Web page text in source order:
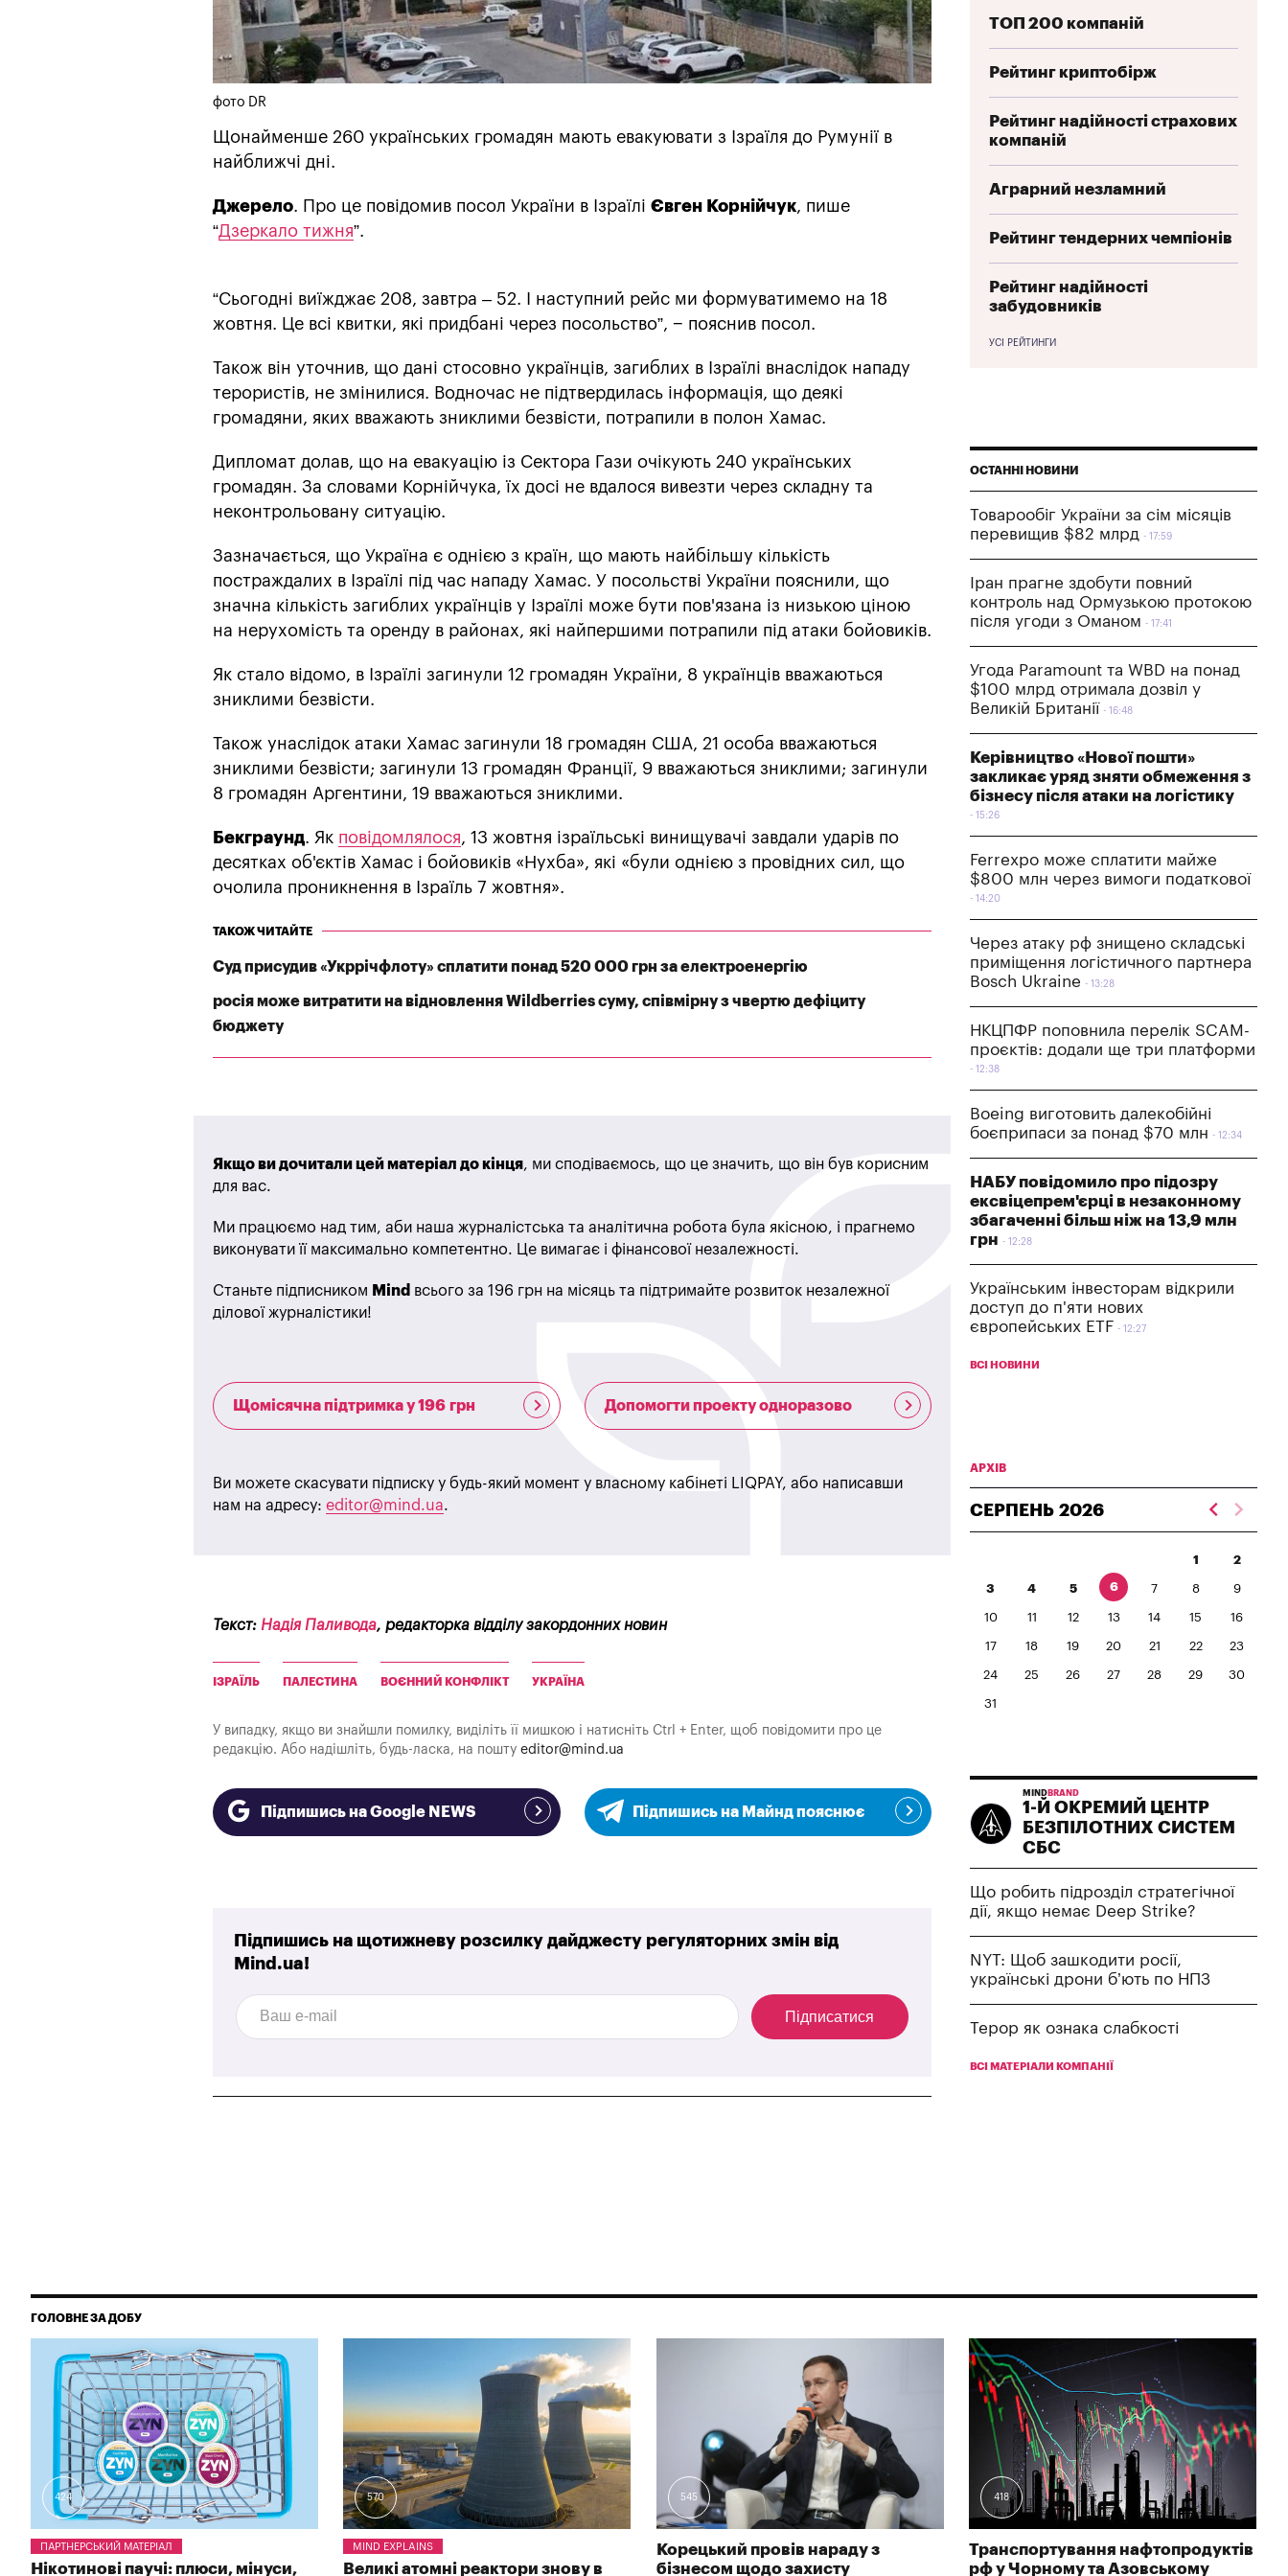
фото DR
Щонайменше 260 українських громадян мають евакуювати з Ізраїля до Румунії в
найближчі дні.
Джерело. Про це повідомив посол України в Ізраїлі Євген Корнійчук, пише
“Дзеркало тижня”.
“Сьогодні виїжджає 208, завтра – 52. І наступний рейс ми формуватимемо на 18
жовтня. Це всі квитки, які придбані через посольство”, − пояснив посол.
Також він уточнив, що дані стосовно українців, загиблих в Ізраїлі внаслідок нападу
терористів, не змінилися. Водночас не підтвердилась інформація, що деякі
громадяни, яких вважають зниклими безвісти, потрапили в полон Хамас.
Дипломат долав, що на евакуацію із Сектора Гази очікують 240 українських
громадян. За словами Корнійчука, їх досі не вдалося вивезти через складну та
неконтрольовану ситуацію.
Зазначається, що Україна є однією з країн, що мають найбільшу кількість
постраждалих в Ізраїлі під час нападу Хамас. У посольстві України пояснили, що
значна кількість загиблих українців у Ізраїлі може бути пов'язана із низькою ціною
на нерухомість та оренду в районах, які найпершими потрапили під атаки бойовиків.
Як стало відомо, в Ізраїлі загинули 12 громадян України, 8 українців вважаються
зниклими безвісти.
Також унаслідок атаки Хамас загинули 18 громадян США, 21 особа вважаються
зниклими безвісти; загинули 13 громадян Франції, 9 вважаються зниклими; загинули
8 громадян Аргентини, 19 вважаються зниклими.
Бекграунд. Як повідомлялося, 13 жовтня ізраїльські винищувачі завдали ударів по
десятках об'єктів Хамас і бойовиків «Нухба», які «були однією з провідних сил, що
очолила проникнення в Ізраїль 7 жовтня».
ТАКОЖ ЧИТАЙТЕ
Суд присудив «Укррічфлоту» сплатити понад 520 000 грн за електроенергію
росія може витратити на відновлення Wildberries суму, співмірну з чвертю дефіциту
бюджету
Якщо ви дочитали цей матеріал до кінця, ми сподіваємось, що це значить, що він був корисним
для вас.
Ми працюємо над тим, аби наша журналістська та аналітична робота була якісною, і прагнемо
виконувати її максимально компетентно. Це вимагає і фінансової незалежності.
Станьте підписником Mind всього за 196 грн на місяць та підтримайте розвиток незалежної
ділової журналістики!
Щомісячна підтримка у 196 грн Допомогти проекту одноразово
Ви можете скасувати підписку у будь-який момент у власному кабінеті LIQPAY, або написавши
нам на адресу: editor@mind.ua.
Текст: Надія Паливода, редакторка відділу закордонних новин
ІЗРАЇЛЬ ПАЛЕСТИНА ВОЄННИЙ КОНФЛІКТ УКРАЇНА
У випадку, якщо ви знайшли помилку, виділіть її мишкою і натисніть Ctrl + Enter, щоб повідомити про це
редакцію. Або надішліть, будь-ласка, на пошту editor@mind.ua
Підпишись на Google NEWS Підпишись на Майнд пояснює
Підпишись на щотижневу розсилку дайджесту регуляторних змін від
Mind.ua!
Підписатися
ТОП 200 компаній
Рейтинг криптобірж
Рейтинг надійності страхових
компаній
Аграрний незламний
Рейтинг тендерних чемпіонів
Рейтинг надійності
забудовників
УСІ РЕЙТИНГИ
ОСТАННІ НОВИНИ
Товарообіг України за сім місяців
перевищив $82 млрд
17:59
Іран прагне здобути повний
контроль над Ормузькою протокою
після угоди з Оманом
17:41
Угода Paramount та WBD на понад
$100 млрд отримала дозвіл у
Великій Британії
16:48
Керівництво «Нової пошти»
закликає уряд зняти обмеження з
бізнесу після атаки на логістику
15:26
Ferrexpo може сплатити майже
$800 млн через вимоги податкової
14:20
Через атаку рф знищено складські
приміщення логістичного партнера
Bosch Ukraine
13:28
НКЦПФР поповнила перелік SCAM-
проєктів: додали ще три платформи
12:38
Boeing виготовить далекобійні
боєприпаси за понад $70 млн
12:34
НАБУ повідомило про підозру
ексвіцепрем'єрці в незаконному
збагаченні більш ніж на 13,9 млн
грн
12:28
Українським інвесторам відкрили
доступ до п'яти нових
європейських ETF
12:27
ВСІ НОВИНИ
АРХІВ
СЕРПЕНЬ 2026
1 2
3 4 5 6 7 8 9
10 11 12 13 14 15 16
17 18 19 20 21 22 23
24 25 26 27 28 29 30
31
MIND BRAND
1-Й ОКРЕМИЙ ЦЕНТР
БЕЗПІЛОТНИХ СИСТЕМ
СБС
Що робить підрозділ стратегічної
дії, якщо немає Deep Strike?
NYT: Щоб зашкодити росії,
українські дрони б’ють по НПЗ
Терор як ознака слабкості
ВСІ МАТЕРІАЛИ КОМПАНІЇ
ГОЛОВНЕ ЗА ДОБУ
424
ПАРТНЕРСЬКИЙ МАТЕРІАЛ
Нікотинові паучі: плюси, мінуси,
570
MIND EXPLAINS
Великі атомні реактори знову в
545
Корецький провів нараду з
бізнесом щодо захисту
418
Транспортування нафтопродуктів
рф у Чорному та Азовському